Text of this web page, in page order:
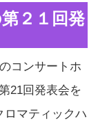
２１回発
コンサートホ
21回発表会を
ロマティックハ